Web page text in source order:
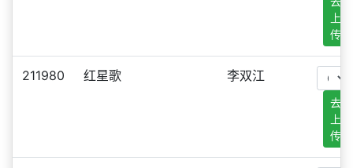
上
传
211980 红星歌 李双江
去
上
传